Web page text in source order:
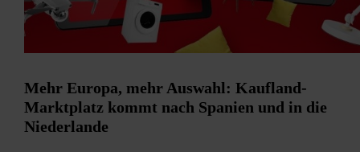
Mehr Europa, mehr Auswahl: Kaufland-
Marktplatz kommt nach Spanien und in die
Niederlande